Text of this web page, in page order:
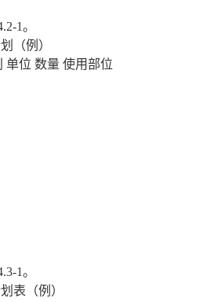
1。
（例）
单位 数量 使用部位
1。
表（例）